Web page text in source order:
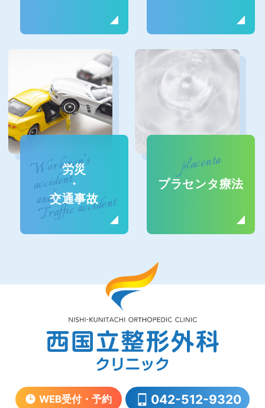
Workmen's
accident
and
Traffic accident
労災
・
交通事故
placenta
プラセンタ療法
WEB受付・予約 042-512-9320